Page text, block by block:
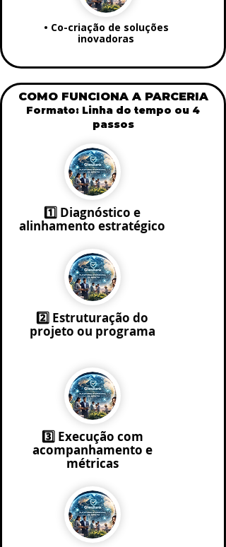
• Co-criação de soluções
inovadoras
COMO FUNCIONA A PARCERIA
Formato: Linha do tempo ou 4
passos
1️⃣ Diagnóstico e
alinhamento estratégico
2️⃣ Estruturação do
projeto ou programa
3️⃣ Execução com
acompanhamento e
métricas